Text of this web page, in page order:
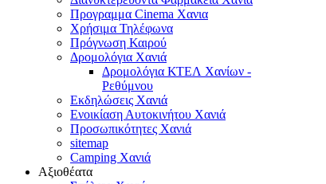
Προγραμμα Cinema Χανια
Χρήσιμα Τηλέφωνα
Πρόγνωση Καιρού
Δρομολόγια Χανιά
Δρομολόγια ΚΤΕΛ Χανίων -
Ρεθύμνου
Εκδηλώσεις Χανιά
Ενοικίαση Αυτοκινήτου Χανιά
Προσωπικότητες Χανιά
sitemap
Camping Χανιά
Αξιοθέατα